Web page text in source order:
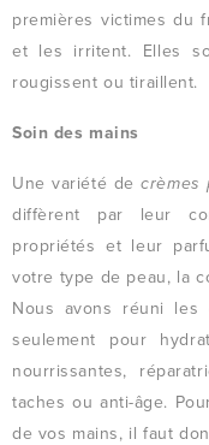
premières victimes du
et les irritent. Elles
rougissent ou tiraillent.
Soin des mains
Une variété decrèmes
diffèrent par leur
propriétés et leur
votre type de peau, la
Nous avons réuni les
seulement pour
nourrissantes,
taches ou anti-âge.
de vos mains, il faut